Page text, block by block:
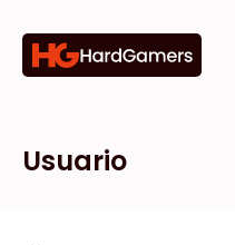
Categorías
Marcas
Tiendas
Usuario